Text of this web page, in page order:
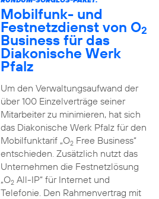
Mobilfunk- und
Festnetzdienst von O2
Business für das
Diakonische Werk
Pfalz
Um den Verwaltungsaufwand der
über 100 Einzelverträge seiner
Mitarbeiter zu minimieren, hat sich
das Diakonische Werk Pfalz für den
Mobilfunktarif „O2Free Business“
entschieden. Zusätzlich nutzt das
Unternehmen die Festnetzlösung
„O2All-IP“ für Internet und
Telefonie. Den Rahmenvertrag mit